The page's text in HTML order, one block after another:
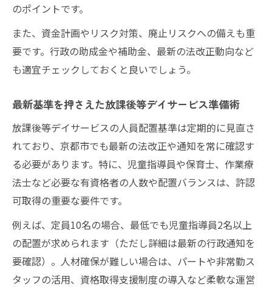
京都市で療育受給者証を取得するための流
れ
放課後等デイサービス受給者証申請のポイ
ント
者証準備
受給者証で知っておきたい放課後等デイサ
ービス情報
廃止リスクを回避できる人材確保と安定運営の
ヒント
放課後等デイサービス廃止リスクの主な理
由と対策
人材不足を防ぐ放課後等デイサービス採用
ポイント
安定運営に欠かせない放課後等デイサービ
のポイントです。
また、資金計画やリスク対策、廃止リスクへの備えも重
要です。行政の助成金や補助金、最新の法改正動向など
も適宜チェックしておくと良いでしょう。
最新基準を押さえた放課後等デイサービス準備術
放課後等デイサービスの人員配置基準は定期的に見直さ
れており、京都市でも最新の法改正や通知を常に確認す
る必要があります。特に、児童指導員や保育士、作業療
法士など必要な有資格者の人数や配置バランスは、許認
可取得の重要な要件です。
例えば、定員10名の場合、最低でも児童指導員2名以上
の配置が求められます（ただし詳細は最新の行政通知を
要確認）。人材確保が難しい場合は、パートや非常勤ス
タッフの活用、資格取得支援制度の導入など柔軟な運営